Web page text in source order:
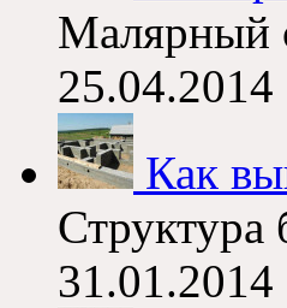
Малярный
25.04.2014
Как
31.01.2014